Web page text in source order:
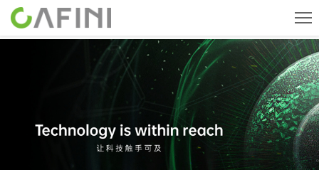
Quienes Somos